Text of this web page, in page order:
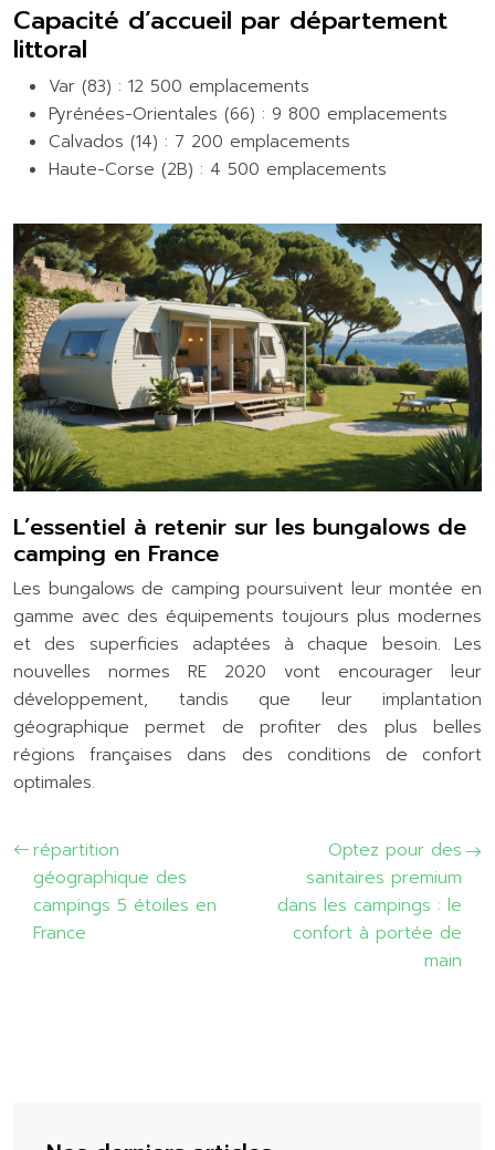
Capacité d’accueil par département
littoral
Var (83) : 12 500 emplacements
Pyrénées-Orientales (66) : 9 800 emplacements
Calvados (14) : 7 200 emplacements
Haute-Corse (2B) : 4 500 emplacements
L’essentiel à retenir sur les bungalows de
camping en France
Les bungalows de camping poursuivent leur montée en
gamme avec des équipements toujours plus modernes
et des superficies adaptées à chaque besoin. Les
nouvelles normes RE 2020 vont encourager leur
développement, tandis que leur implantation
géographique permet de profiter des plus belles
régions françaises dans des conditions de confort
optimales.
répartition
géographique des
campings 5 étoiles en
France
Optez pour des
sanitaires premium
dans les campings : le
confort à portée de
main